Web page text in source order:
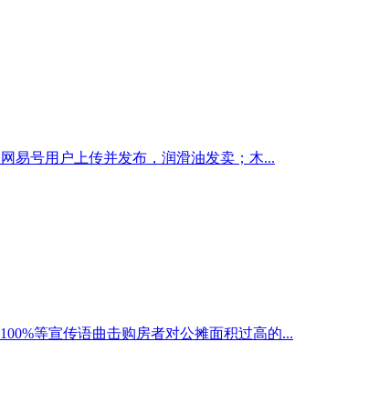
易号用户上传并发布，润滑油发卖；木...
等宣传语曲击购房者对公摊面积过高的...